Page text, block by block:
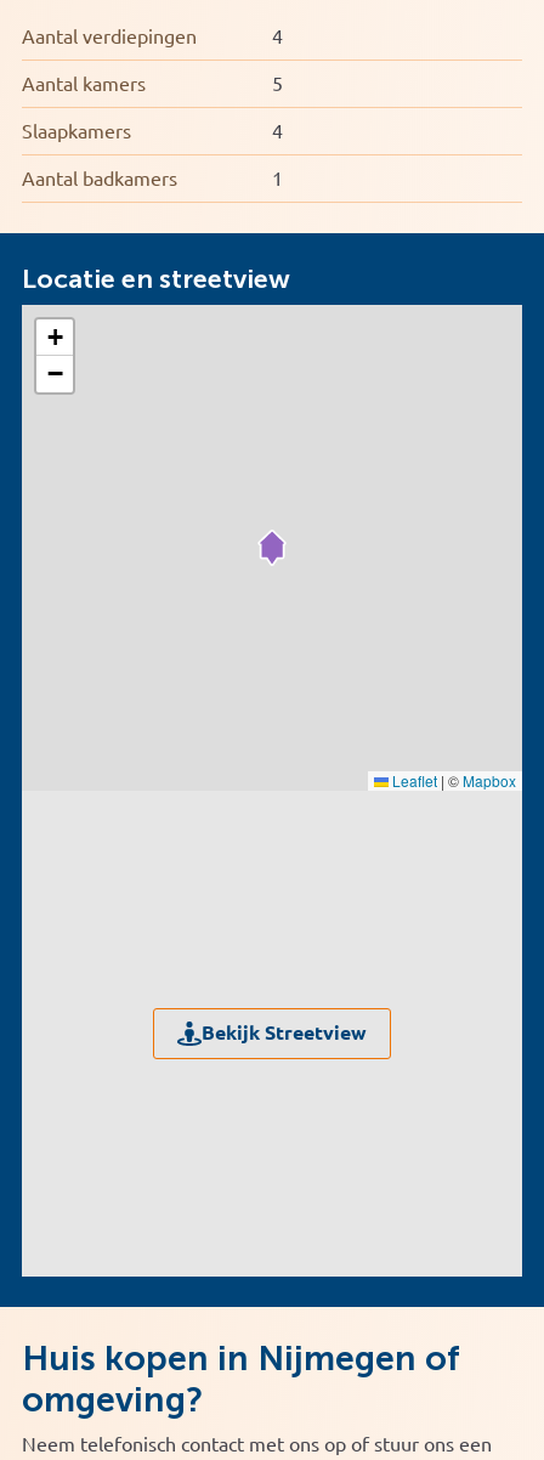
Aantal verdiepingen 4
Aantal kamers 5
Slaapkamers 4
Aantal badkamers 1
Locatie en streetview
+
−
Leaflet | ©Mapbox
Bekijk Streetview
Huis kopen in Nijmegen of
omgeving?
Neem telefonisch contact met ons op of stuur ons een